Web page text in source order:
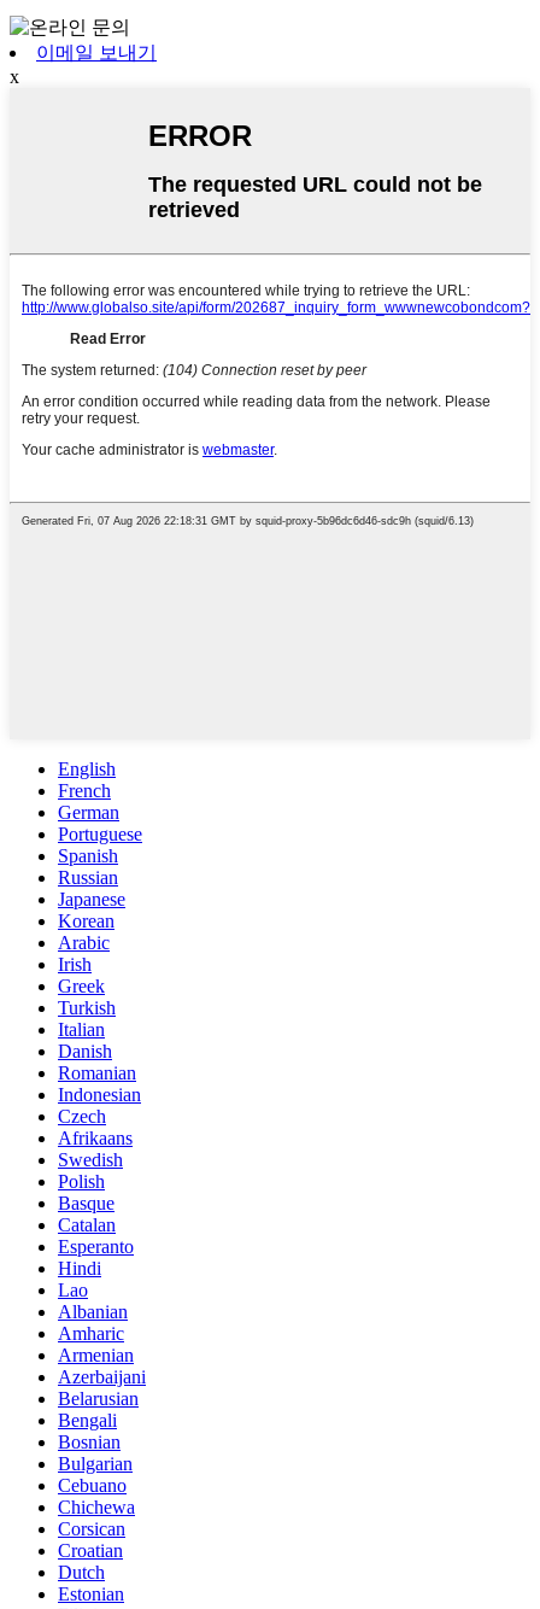
이메일 보내기
x
English
French
German
Portuguese
Spanish
Russian
Japanese
Korean
Arabic
Irish
Greek
Turkish
Italian
Danish
Romanian
Indonesian
Czech
Afrikaans
Swedish
Polish
Basque
Catalan
Esperanto
Hindi
Lao
Albanian
Amharic
Armenian
Azerbaijani
Belarusian
Bengali
Bosnian
Bulgarian
Cebuano
Chichewa
Corsican
Croatian
Dutch
Estonian